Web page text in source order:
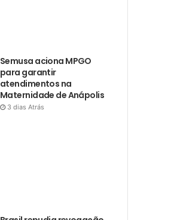
Semusa aciona MPGO
para garantir
atendimentos na
Maternidade de Anápolis
3 dias Atrás